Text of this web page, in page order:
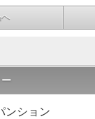
ンション